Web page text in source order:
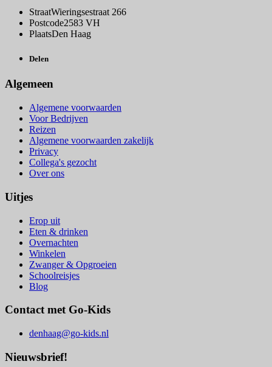
StraatWieringsestraat 266
Postcode2583 VH
PlaatsDen Haag
Delen
Algemeen
Algemene voorwaarden
Voor Bedrijven
Reizen
Algemene voorwaarden zakelijk
Privacy
Collega's gezocht
Over ons
Uitjes
Erop uit
Eten & drinken
Overnachten
Winkelen
Zwanger & Opgroeien
Schoolreisjes
Blog
Contact met Go-Kids
denhaag@go-kids.nl
Nieuwsbrief!